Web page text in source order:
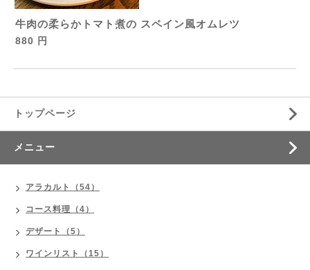
牛肉の柔らかトマト煮の スペイン風オムレツ
880 円
トップページ
メニュー
アラカルト（54）
コース料理（4）
デザート（5）
ワインリスト（15）